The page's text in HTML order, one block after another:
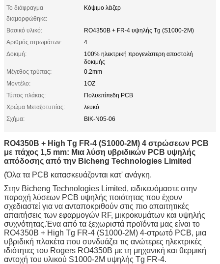
Το διάφραγμα
διαμορφώθηκε:
Κόψιμο λέιζερ
Βασικό υλικό:
RO4350B + FR-4 υψηλής Tg (S1000-2M)
Αριθμός στρωμάτων:
4
Δοκιμή:
100% ηλεκτρική προγενέστερη αποστολή
δοκιμής
Μέγεθος τρύπας:
0.2mm
Μοντέλο:
1ΟZ
Τύπος πλάκας:
Πολυεπίπεδη PCB
Χρώμα Μεταξοτυπίας:
λευκό
Σχήμα:
ΒΙΚ-Ν05-06
RO4350B + High Tg FR-4 (S1000-2M) 4 στρώσεων PCB
με πάχος 1,5 mm: Μια λύση υβριδικών PCB υψηλής
απόδοσης από την Bicheng Technologies Limited
(Όλα τα PCB κατασκευάζονται κατ' ανάγκη.
Στην Bicheng Technologies Limited, ειδικευόμαστε στην
παροχή λύσεων PCB υψηλής ποιότητας που έχουν
σχεδιαστεί για να ανταποκριθούν στις πιο απαιτητικές
απαιτήσεις των εφαρμογών RF, μικροκυμάτων και υψηλής
συχνότητας.Ένα από τα ξεχωριστά προϊόντα μας είναι το
RO4350B + High Tg FR-4 (S1000-2M) 4-στρωτό PCB, μια
υβριδική πλακέτα που συνδυάζει τις ανώτερες ηλεκτρικές
ιδιότητες του Rogers RO4350B με τη μηχανική και θερμική
αντοχή του υλικού S1000-2M υψηλής Tg FR-4.